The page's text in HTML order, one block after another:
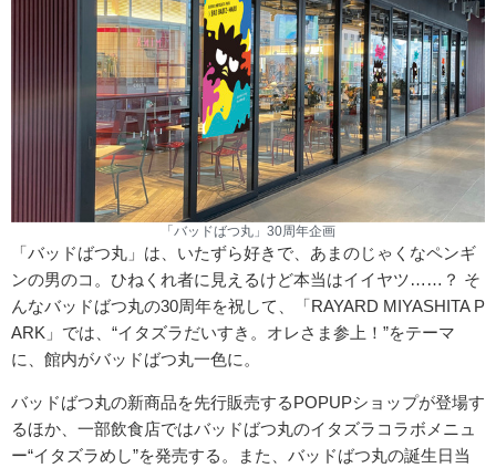
「バッドばつ丸」30周年企画
「バッドばつ丸」は、いたずら好きで、あまのじゃくなペンギ
ンの男のコ。ひねくれ者に見えるけど本当はイイヤツ……？ そ
んなバッドばつ丸の30周年を祝して、「RAYARD MIYASHITA P
ARK」では、“イタズラだいすき。オレさま参上！”をテーマ
に、館内がバッドばつ丸一色に。
バッドばつ丸の新商品を先行販売するPOPUPショップが登場す
るほか、一部飲食店ではバッドばつ丸のイタズラコラボメニュ
ー“イタズラめし”を発売する。また、バッドばつ丸の誕生日当